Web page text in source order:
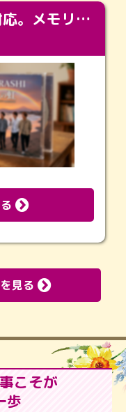
急な依頼にも寄り添う対応。メモリアルコーナーで振り返る大切な日々
見る
こそが
歩